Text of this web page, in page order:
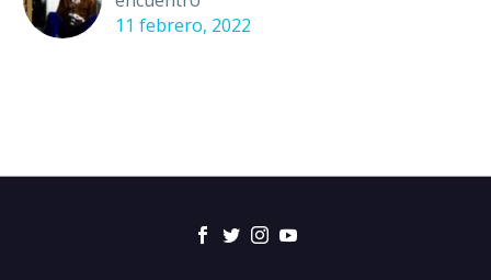
11 febrero, 2022